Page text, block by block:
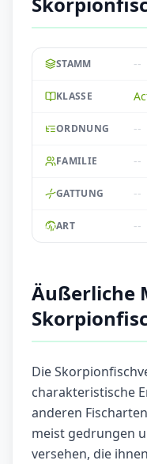
STAMM --
KLASSE
ORDNUNG --
FAMILIE --
GATTUNG --
ART --
Äußerliche
Die
charakteristische
anderen
meist gedrungen
versehen, die